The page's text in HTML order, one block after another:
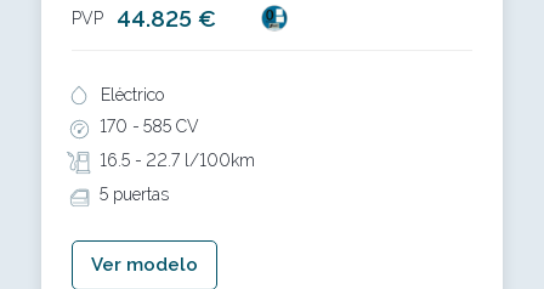
PVP 44.825 €
Eléctrico
170 - 585 CV
16.5 - 22.7 l/100km
5 puertas
Ver modelo